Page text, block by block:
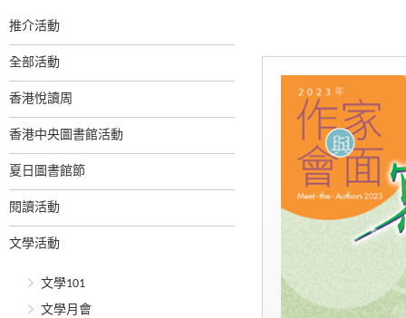
推介活動
全部活動
香港悅讀周
香港中央圖書館活動
夏日圖書館節
閱讀活動
文學活動
文學101
文學月會